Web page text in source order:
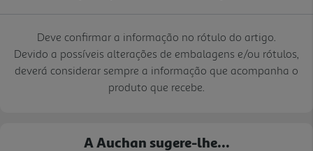
Deve confirmar a informação no rótulo do artigo.
Devido a possíveis alterações de embalagens e/ou rótulos,
deverá considerar sempre a informação que acompanha o
produto que recebe.
A Auchan sugere-lhe...